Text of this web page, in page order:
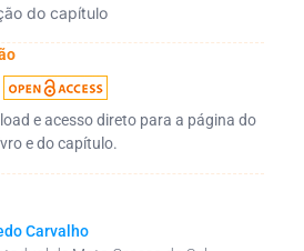
do capítulo
e acesso direto para a página do
e do capítulo.
Carvalho